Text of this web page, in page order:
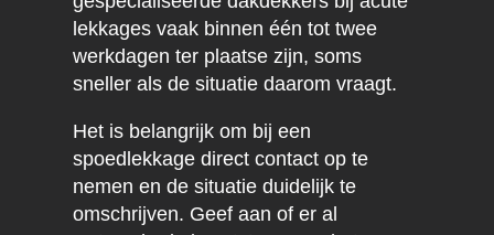
lekkages vaak binnen één tot twee
werkdagen ter plaatse zijn, soms
sneller als de situatie daarom vraagt.
Het is belangrijk om bij een
spoedlekkage direct contact op te
nemen en de situatie duidelijk te
omschrijven. Geef aan of er al